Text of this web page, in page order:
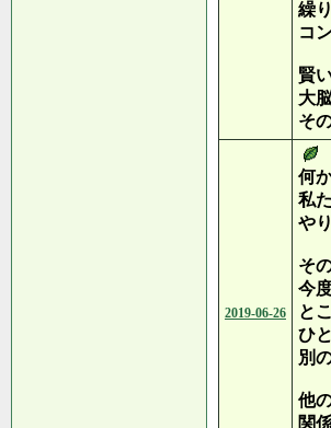
繰
コ
賢
大
そ
2019-06-26
何
私
や
そ
今
と
ひ
別
他
関